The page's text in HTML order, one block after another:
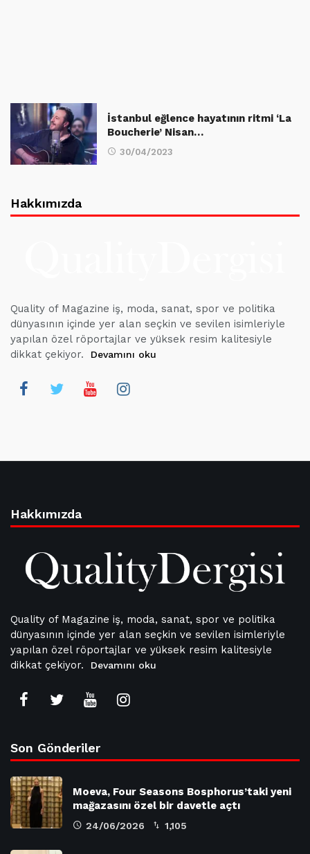
İstanbul eğlence hayatının ritmi ‘La
Boucherie’ Nisan…
30/04/2023
Hakkımızda
Quality of Magazine iş, moda, sanat, spor ve politika
dünyasının içinde yer alan seçkin ve sevilen isimleriyle
yapılan özel röportajlar ve yüksek resim kalitesiyle
dikkat çekiyor.
Devamını oku
Hakkımızda
Quality of Magazine iş, moda, sanat, spor ve politika
dünyasının içinde yer alan seçkin ve sevilen isimleriyle
yapılan özel röportajlar ve yüksek resim kalitesiyle
dikkat çekiyor.
Devamını oku
Son Gönderiler
Moeva, Four Seasons Bosphorus’taki yeni
mağazasını özel bir davetle açtı
24/06/2026 1,105